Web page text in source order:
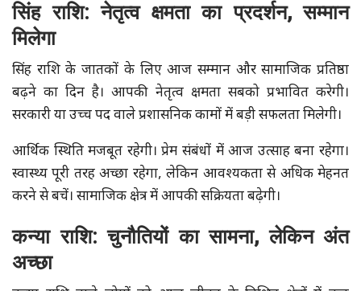
सिंह राशि: नेतृत्व क्षमता का प्रदर्शन, सम्मान
मिलेगा
सिंह राशि के जातकों के लिए आज सम्मान और सामाजिक प्रतिष्ठा
बढ़ने का दिन है। आपकी नेतृत्व क्षमता सबको प्रभावित करेगी।
सरकारी या उच्च पद वाले प्रशासनिक कामों में बड़ी सफलता मिलेगी।
आर्थिक स्थिति मजबूत रहेगी। प्रेम संबंधों में आज उत्साह बना रहेगा।
स्वास्थ्य पूरी तरह अच्छा रहेगा, लेकिन आवश्यकता से अधिक मेहनत
करने से बचें। सामाजिक क्षेत्र में आपकी सक्रियता बढ़ेगी।
कन्या राशि: चुनौतियों का सामना, लेकिन अंत
अच्छा